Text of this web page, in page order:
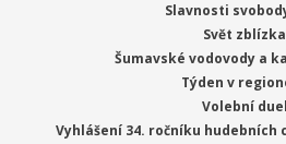
Slavnosti
Svět zblízka
Šumavské vodovody a
Týden v
Volební duel
Vyhlášení 34. ročníku hudebních